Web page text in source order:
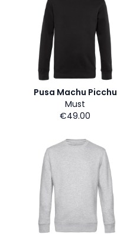
Pusa Machu Picchu
Must
€49.00